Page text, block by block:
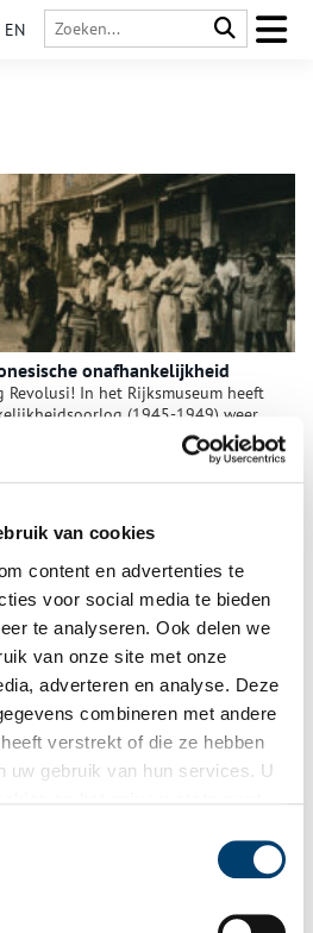
van cookies
content en advertenties te
voor social media te bieden
te analyseren. Ook delen we
van onze site met onze
adverteren en analyse. Deze
combineren met andere
verstrekt of die ze hebben
uw gebruik van hun services. U
EN
onafhankelijkheid
In het Rijksmuseum heeft
(1945-1949) weer
Het was een ongelijke
zijde veel slachtoffers
deze periode bij hen soms diepe
naoorlogse situatie.
alias Multatuli
Korsjespoortsteeg in Amsterdam
Hij ontwikkelde zich tot een
het leven van de jonge Douwes